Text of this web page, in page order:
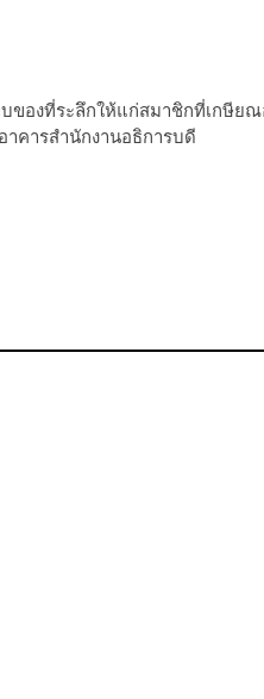
งที่ระลึกให้แก่สมาชิกที่เกษียณ
าคารสำนักงานอธิการบดี